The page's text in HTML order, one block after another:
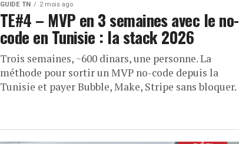
GUIDE TN 2 mois ago
TE#4 – MVP en 3 semaines avec le no-
code en Tunisie : la stack 2026
Trois semaines, ~600 dinars, une personne. La
méthode pour sortir un MVP no-code depuis la
Tunisie et payer Bubble, Make, Stripe sans bloquer.